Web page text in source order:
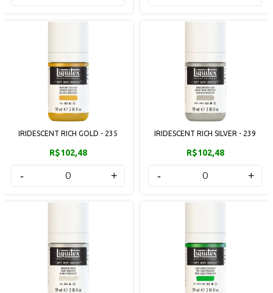
IRIDESCENT RICH GOLD - 235
R$102,48
- +
IRIDESCENT RICH SILVER - 239
R$102,48
- +